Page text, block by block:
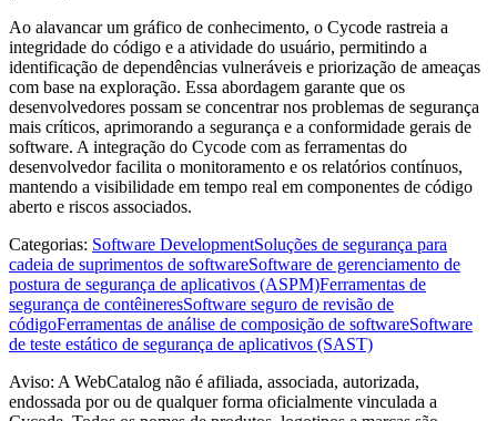
Ao alavancar um gráfico de conhecimento, o Cycode rastreia a
integridade do código e a atividade do usuário, permitindo a
identificação de dependências vulneráveis ​​e priorização de ameaças
com base na exploração. Essa abordagem garante que os
desenvolvedores possam se concentrar nos problemas de segurança
mais críticos, aprimorando a segurança e a conformidade gerais de
software. A integração do Cycode com as ferramentas do
desenvolvedor facilita o monitoramento e os relatórios contínuos,
mantendo a visibilidade em tempo real em componentes de código
aberto e riscos associados.
Categorias: Software DevelopmentSoluções de segurança para
cadeia de suprimentos de softwareSoftware de gerenciamento de
postura de segurança de aplicativos (ASPM)Ferramentas de
segurança de contêineresSoftware seguro de revisão de
códigoFerramentas de análise de composição de softwareSoftware
de teste estático de segurança de aplicativos (SAST)
Aviso: A WebCatalog não é afiliada, associada, autorizada,
endossada por ou de qualquer forma oficialmente vinculada a